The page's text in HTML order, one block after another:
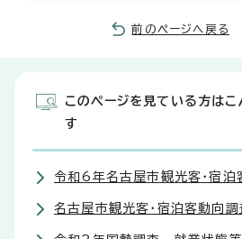
前のページへ戻る
このページを見ている方はこ
す
令和6年名古屋市観光客・宿泊
名古屋市観光客・宿泊客動向調